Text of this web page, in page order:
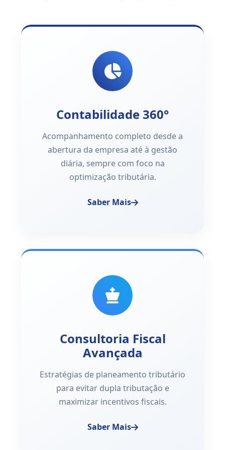
Contabilidade 360°
Acompanhamento completo desde a
abertura da empresa até à gestão
diária, sempre com foco na
optimização tributária.
Saber Mais
Consultoria Fiscal
Avançada
Estratégias de planeamento tributário
para evitar dupla tributação e
maximizar incentivos fiscais.
Saber Mais